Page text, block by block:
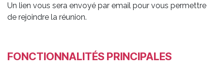
Un lien vous sera envoyé par email pour vous permettre
de rejoindre la réunion.
FONCTIONNALITÉS PRINCIPALES